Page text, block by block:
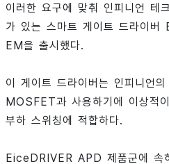
이러한 요구에 맞춰 인피니언 테
가 있는 스마트 게이트 드라이
EM을 출시했다.
이 게이트 드라이버는 인피니
MOSFET과 사용하기에 이상적
부하 스위칭에 적합하다.
EiceDRIVER APD 제품군에 속